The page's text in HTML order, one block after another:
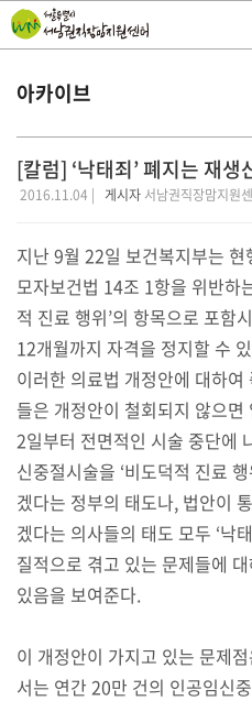
아카이브
[칼럼] ‘낙태죄’ 폐지는 재
2016.11.04 | 게시자 서남권직장맘지원
지난 9월 22일 보건복지부는
모자보건법 14조 1항을 위반하
적 진료 행위’의 항목으로 포함
12개월까지 자격을 정지할 수
이러한 의료법 개정안에 대하
들은 개정안이 철회되지 않으
2일부터 전면적인 시술 중단에
신중절시술을 ‘비도덕적 진료
겠다는 정부의 태도나, 법안이
겠다는 의사들의 태도 모두 ‘낙
질적으로 겪고 있는 문제들에
있음을 보여준다.
이 개정안이 가지고 있는 문제
서는 연간 20만 건의 인공임신